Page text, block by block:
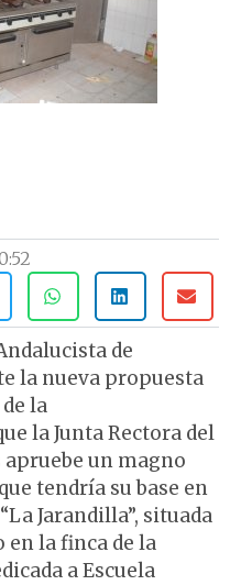
de
la nueva propuesta
la
la Junta Rectora del
apruebe un magno
tendría su base en
Jarandilla”, situada
la finca de la
a Escuela